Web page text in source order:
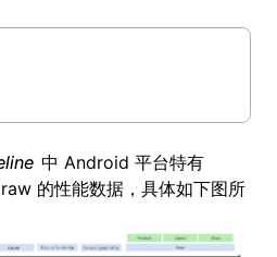
中 Android 平台特有
的性能数据，具体如下图所